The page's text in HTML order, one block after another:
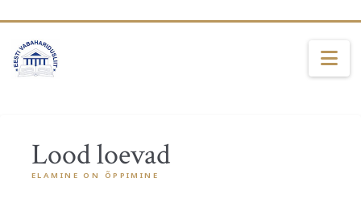
Lood loevad
ELAMINE ON ÕPPIMINE